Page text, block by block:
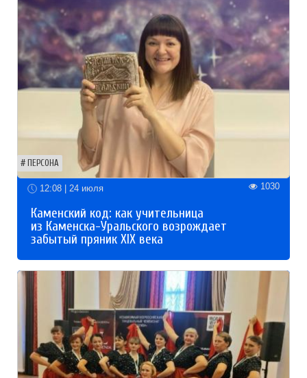
ПЕРСОНА
12:08 | 24 июля 1030
Каменский код: как учительница
из Каменска-Уральского возрождает
забытый пряник XIX века